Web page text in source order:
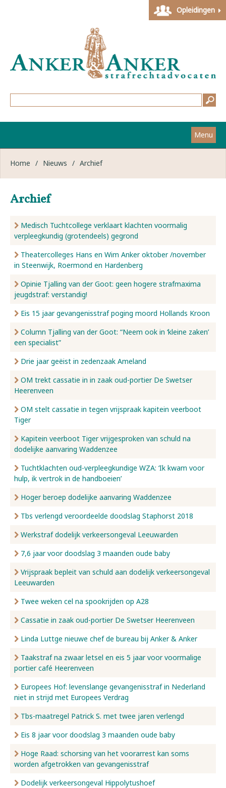
Opleidingen
Menu
Home
Strafzaken
Werkwijze
Nieuws
Over ons
Contact
Home / Nieuws / Archief
Archief
Medisch Tuchtcollege verklaart klachten voormalig
verpleegkundig (grotendeels) gegrond
Theatercolleges Hans en Wim Anker oktober /november
in Steenwijk, Roermond en Hardenberg
Opinie Tjalling van der Goot: geen hogere strafmaxima
jeugdstraf: verstandig!
Eis 15 jaar gevangenisstraf poging moord Hollands Kroon
Column Tjalling van der Goot: “Neem ook in ‘kleine zaken’
een specialist”
Drie jaar geëist in zedenzaak Ameland
OM trekt cassatie in in zaak oud-portier De Swetser
Heerenveen
OM stelt cassatie in tegen vrijspraak kapitein veerboot
Tiger
Kapitein veerboot Tiger vrijgesproken van schuld na
dodelijke aanvaring Waddenzee
Tuchtklachten oud-verpleegkundige WZA: ‘Ik kwam voor
hulp, ik vertrok in de handboeien’
Hoger beroep dodelijke aanvaring Waddenzee
Tbs verlengd veroordeelde doodslag Staphorst 2018
Werkstraf dodelijk verkeersongeval Leeuwarden
7,6 jaar voor doodslag 3 maanden oude baby
Vrijspraak bepleit van schuld aan dodelijk verkeersongeval
Leeuwarden
Twee weken cel na spookrijden op A28
Cassatie in zaak oud-portier De Swetser Heerenveen
Linda Luttge nieuwe chef de bureau bij Anker & Anker
Taakstraf na zwaar letsel en eis 5 jaar voor voormalige
portier café Heerenveen
Europees Hof: levenslange gevangenisstraf in Nederland
niet in strijd met Europees Verdrag
Tbs-maatregel Patrick S. met twee jaren verlengd
Eis 8 jaar voor doodslag 3 maanden oude baby
Hoge Raad: schorsing van het voorarrest kan soms
worden afgetrokken van gevangenisstraf
Dodelijk verkeersongeval Hippolytushoef